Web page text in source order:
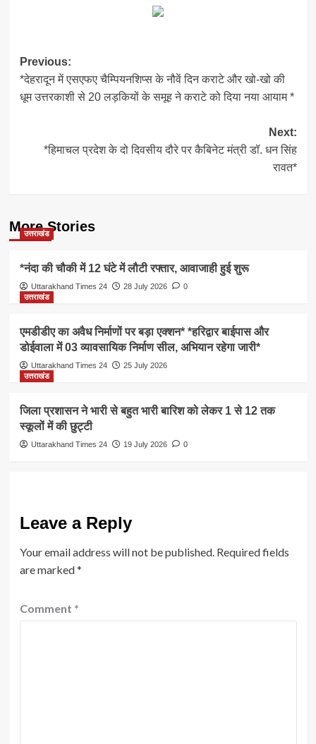
Post
navigation
Previous:
*देहरादून में एसएफए चैम्पियनशिप्स के नौवें दिन कराटे और खो-खो की
धूम उत्तरकाशी से 20 लड़कियों के समूह ने कराटे को दिया नया आयाम *
Next:
*हिमाचल प्रदेश के दो दिवसीय दौरे पर कैबिनेट मंत्री डॉ. धन सिंह
रावत*
More Stories
उत्तराखंड
*नंदा की चौकी में 12 घंटे में लौटी रफ्तार, आवाजाही हुई शुरू
Uttarakhand Times 24 28 July 2026
0
उत्तराखंड
एमडीडीए का अवैध निर्माणों पर बड़ा एक्शन* *हरिद्वार बाईपास और
डोईवाला में 03 व्यावसायिक निर्माण सील, अभियान रहेगा जारी*
Uttarakhand Times 24
25 July 2026
उत्तराखंड
जिला प्रशासन ने भारी से बहुत भारी बारिश को लेकर 1 से 12 तक
स्कूलों में की छुट्टी
Uttarakhand Times 24 19 July 2026 0
Leave a Reply
Your email address will not be published. Required fields
are marked*
Comment *